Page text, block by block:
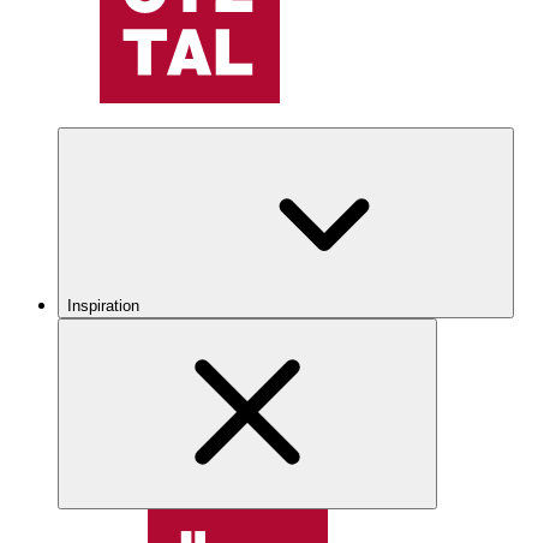
Inspiration